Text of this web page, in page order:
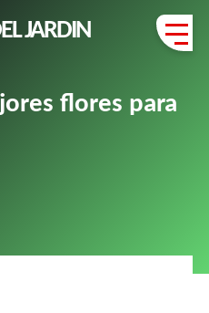
JARDIN
flores para